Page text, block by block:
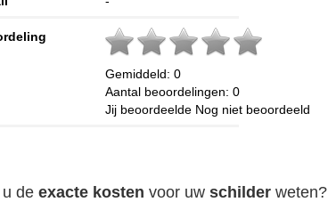
Gemiddeld:0
Aantal beoordelingen:0
Jij beoordeelde Nog niet beoordeeld
u deexacte kosten voor uwschilder weten?